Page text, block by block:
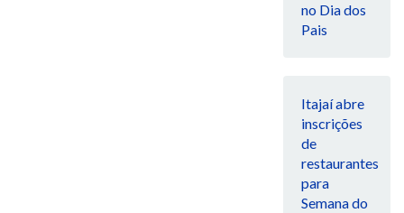
no Dia dos
Pais
Itajaí abre
inscrições
de
restaurantes
para
Semana do